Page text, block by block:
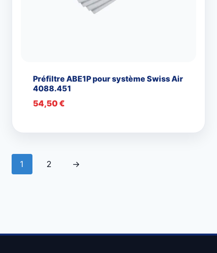
Préfiltre ABE1P pour système Swiss Air
4088.451
54,50€
1 2 →